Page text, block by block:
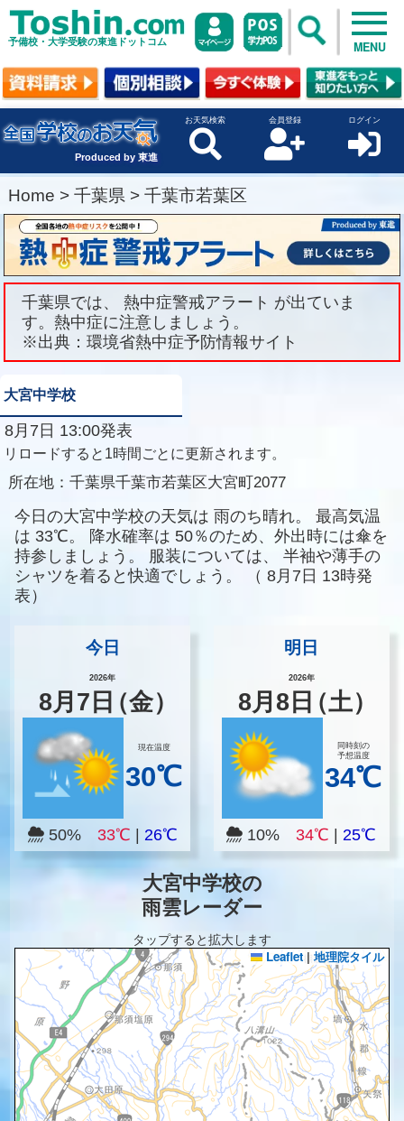
予備校・大学受験の東進ドットコム MENU
Produced by 東進
お天気検索 会員登録 ログイン
Home > 千葉県 > 千葉市若葉区
千葉県では、 熱中症警戒アラート が出ていま
す。熱中症に注意しましょう。
※出典：環境省熱中症予防情報サイト
大宮中学校
8月7日 13:00発表
リロードすると1時間ごとに更新されます。
所在地： 千葉県千葉市若葉区大宮町2077
今日の大宮中学校の天気は 雨のち晴れ。
最高気温
は 33℃。 降水確率は 50％のため、外出時には傘を
持参しましょう。
服装については、
半袖や薄手の
シャツを着ると快適でしょう。
（ 8月7日 13時発
表）
今日
2026年
8月 7 日（金）
現在温度
30℃
50% 33℃ 26℃
明日
2026年
8月8 日（土）
同時刻の
予想温度
34℃
10% 34℃ |25℃
大宮中学校の
雨雲レーダー
タップすると拡大します
Leaflet | 地理院タイル